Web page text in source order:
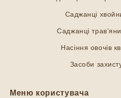
Саджанці
Саджанці
Насіння овочів
Засоби
Меню користувача